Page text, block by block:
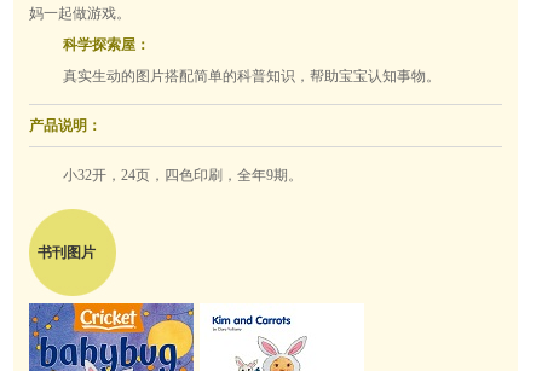
妈一起做游戏。
科学探索屋：
真实生动的图片搭配简单的科普知识，帮助宝宝认知事物。
产品说明：
小32开，24页，四色印刷，全年9期。
书刊图片